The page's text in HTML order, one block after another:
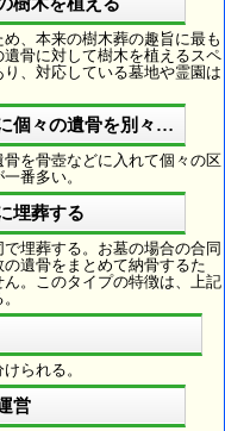
樹木を植える
、本来の樹木葬の趣旨に最も
骨に対して樹木を植えるスペ
、対応している墓地や霊園は
個々の遺骨を別々に埋葬
を骨壺などに入れて個々の区
番多い。
埋葬する
埋葬する。お墓の場合の合同
遺骨をまとめて納骨するた
。このタイプの特徴は、上記
られる。
営